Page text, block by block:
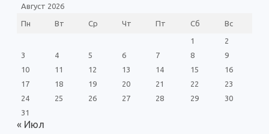
Август 2026
Пн Вт Ср Чт Пт Сб Вс
1
2
3
4 5 6 7 8
9
10
11 12 13 14 15
16
17
18 19 20 21 22
23
24
25 26 27 28 29
30
31
« Июл